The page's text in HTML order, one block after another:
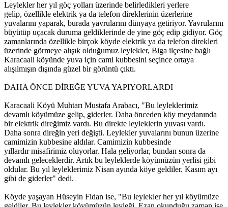
Leylekler her yıl göç yolları üzerinde belirledikleri yerlere
gelip, özellikle elektrik ya da telefon direklerinin üzerlerine
yuvalarını yaparak, burada yavrularını dünyaya getiriyor. Yavrularını
büyütüp uçacak duruma geldiklerinde de yine göç edip gidiyor. Göç
zamanlarında özellikle birçok köyde elektrik ya da telefon direkleri
üzerinde görmeye alışık olduğumuz leylekler, Biga ilçesine bağlı
Karacaali köyünde yuva için cami kubbesini seçince ortaya
alışılmışın dışında güzel bir görüntü çıktı.
DAHA ÖNCE DİREĞE YUVA YAPIYORLARDI
Karacaali Köyü Muhtarı Mustafa Arabacı, "Bu leyleklerimiz
devamlı köyümüze gelip, giderler. Daha önceden köy meydanında
bir elektrik direğimiz vardı. Bu direkte leyleklerin yuvası vardı.
Daha sonra direğin yeri değişti. Leylekler yuvalarını bunun üzerine
camimizin kubbesine aldılar. Camimizin kubbesinde
yıllardır misafirimiz oluyorlar. Hala geliyorlar, bundan sonra da
devamlı geleceklerdir. Artık bu leyleklerde köyümüzün yerlisi gibi
oldular. Bu yıl leyleklerimiz Nisan ayında köye geldiler. Kasım ayı
gibi de giderler" dedi.
Köyde yaşayan Hüseyin Fidan ise, "Bu leylekler her yıl köyümüze